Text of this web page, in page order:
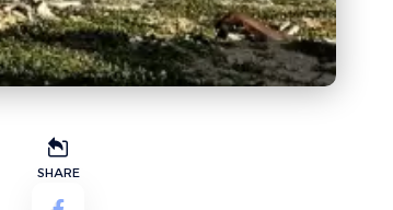
SHARE